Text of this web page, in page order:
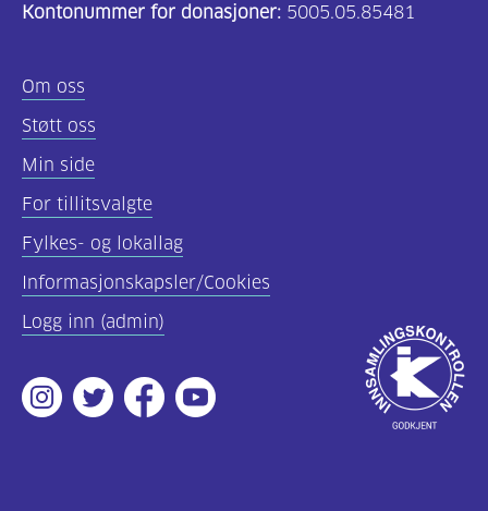
Kontonummer for donasjoner: 5005.05.85481
Om oss
Støtt oss
Min side
For tillitsvalgte
Fylkes- og lokallag
Informasjonskapsler/Cookies
Logg inn (admin)
Instagram
TwitterFacebookYoutube
Godkjent
av